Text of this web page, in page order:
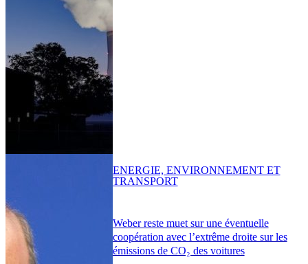
Weber reste muet sur une éventuelle
coopération avec l’extrême droite sur les
émissions de CO₂ des voitures
ENERGIE, ENVIRONNEMENT ET
TRANSPORT